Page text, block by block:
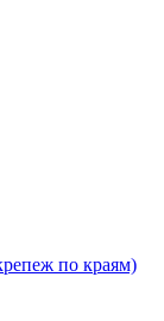
по краям)